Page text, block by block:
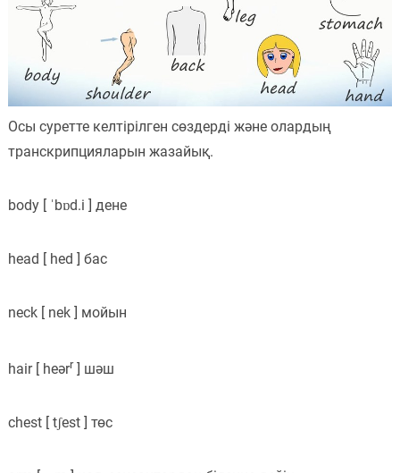
Осы суретте келтірілген сөздерді және олардың
транскрипцияларын жазайық.
body [ ˈbɒd.i ] дене
head [ hed ] бас
neck [ nek ] мойын
hair [ heərr] шәш
chest [ tʃest ] төс